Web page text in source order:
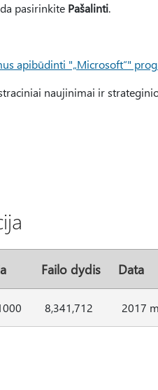
pasirinkite Pašalinti.
apibūdinti "„Microsoft“"
naujinimai ir
Failo dydis Data
8,341,712 2017